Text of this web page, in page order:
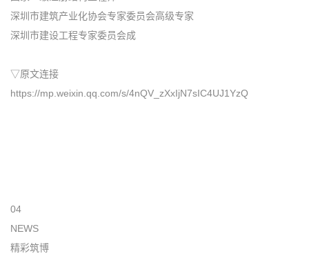
深圳市建筑产业化协会专家委员会高级专家
深圳市建设工程专家委员会成
▽原文连接
https://mp.weixin.qq.com/s/4nQV_zXxIjN7sIC4UJ1YzQ
04
NEWS
精彩筑博